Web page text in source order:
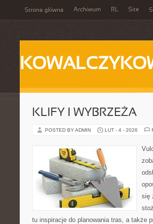
Strona główna Archiwum RL Site
KLIFY I WYBRZEŻA
POSTED BY ADMIN LUT - 4 - 2026
się
tu inspiracje do planowania tras, a także